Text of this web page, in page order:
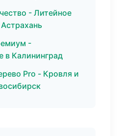
- Литейное
-
в Калининград
Pro - Кровля и